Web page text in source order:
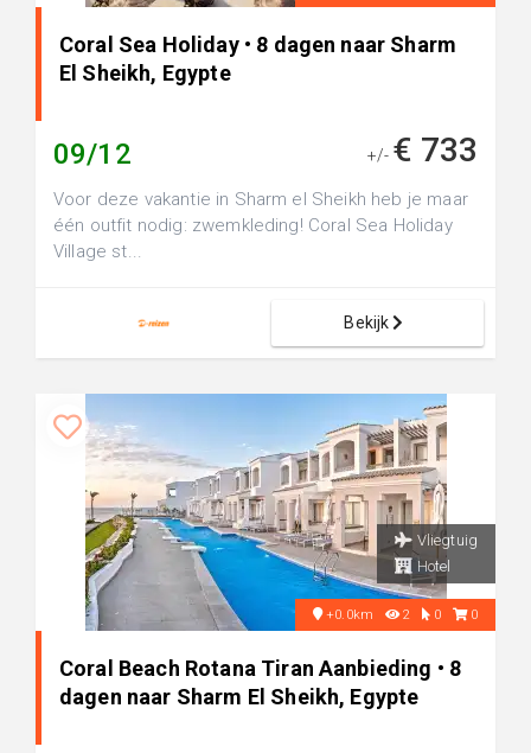
Coral Sea Holiday • 8 dagen naar Sharm
El Sheikh, Egypte
09/12 +/- € 733
Voor deze vakantie in Sharm el Sheikh heb je maar
één outfit nodig: zwemkleding! Coral Sea Holiday
Village st...
Bekijk
Vliegtuig
Hotel
+0.0km 2 0 0
Coral Beach Rotana Tiran Aanbieding • 8
dagen naar Sharm El Sheikh, Egypte